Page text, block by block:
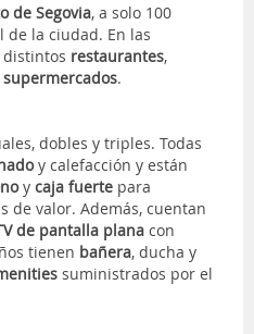
de Segovia, a solo 100
la ciudad. En las
restaurantes,
supermercados.
dobles y triples. Todas
y calefacción y están
y caja fuerte para
de valor. Además, cuentan
de pantalla plana con
tienen bañera, ducha y
suministrados por el